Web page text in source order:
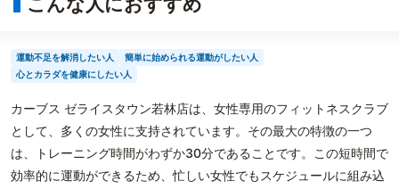
運動不足を解消したい人
簡単に始められる運動がしたい人
心とカラダを健康にしたい人
カーブス ゼライスタウン若林店は、女性専用のフィットネスクラブ
として、多くの女性に支持されています。その最大の特徴の一つ
は、トレーニング時間がわずか30分であることです。この短時間で
効率的に運動ができるため、忙しい女性でもスケジュールに組み込